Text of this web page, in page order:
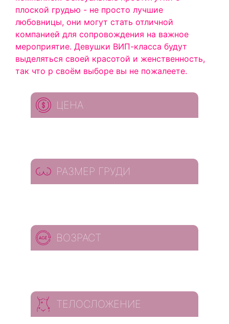
плоской грудью - не просто лучшие
любовницы, они могут стать отличной
компанией для сопровождения на важное
мероприятие. Девушки ВИП-класса будут
выделяться своей красотой и женственность,
так что р своём выборе вы не пожалеете.
ЦЕНА
РАЗМЕР ГРУДИ
ВОЗРАСТ
ТЕЛОСЛОЖЕНИЕ